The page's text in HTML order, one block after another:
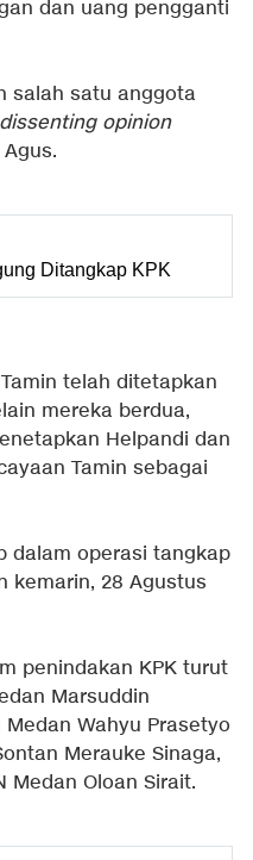
dan uang pengganti
salah satu anggota
dissenting opinion
Ditangkap KPK
telah ditetapkan
mereka berdua,
Helpandi dan
Tamin sebagai
dalam operasi tangkap
kemarin, 28 Agustus
penindakan KPK turut
Marsuddin
Wahyu Prasetyo
Merauke Sinaga,
Oloan Sirait.